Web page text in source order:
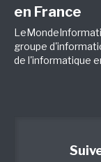
en France
groupe
de l'informatique